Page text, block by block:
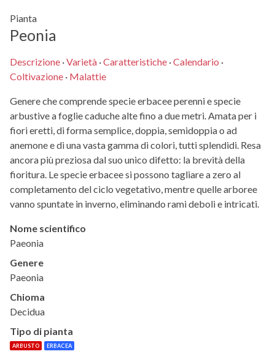
Pianta
Peonia
Descrizione ·Varietà ·Caratteristiche ·Calendario ·
Coltivazione · Malattie
Genere che comprende specie erbacee perenni e specie
arbustive a foglie caduche alte fino a due metri. Amata per i
fiori eretti, di forma semplice, doppia, semidoppia o ad
anemone e di una vasta gamma di colori, tutti splendidi. Resa
ancora più preziosa dal suo unico difetto: la brevità della
fioritura. Le specie erbacee si possono tagliare a zero al
completamento del ciclo vegetativo, mentre quelle arboree
vanno spuntate in inverno, eliminando rami deboli e intricati.
Nome scientifico
Paeonia
Genere
Paeonia
Chioma
Decidua
Tipo di pianta
ARBUSTO ERBACEA